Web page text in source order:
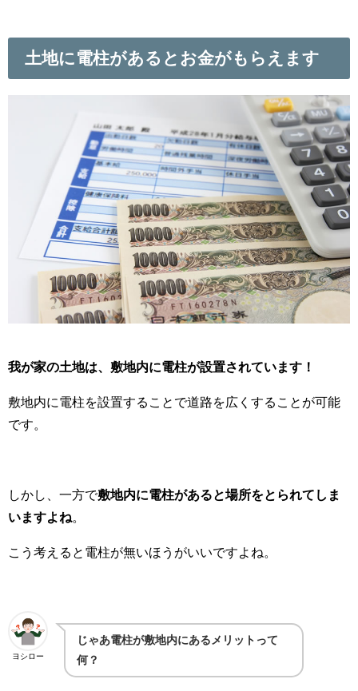
土地に電柱があるとお金がもらえます
我が家の土地は、敷地内に電柱が設置されています！
敷地内に電柱を設置することで道路を広くすることが可能
です。
しかし、一方で敷地内に電柱があると場所をとられてしま
いますよね
こう考えると電柱が無いほうがいいですよね。
ヨシロー
じゃあ電柱が敷地内にあるメリットって
何？